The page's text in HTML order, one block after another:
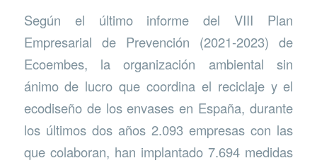
Según el último informe del VIII Plan
Empresarial de Prevención (2021-2023) de
Ecoembes, la organización ambiental sin
ánimo de lucro que coordina el reciclaje y el
ecodiseño de los envases en España, durante
los últimos dos años 2.093 empresas con las
que colaboran, han implantado 7.694 medidas